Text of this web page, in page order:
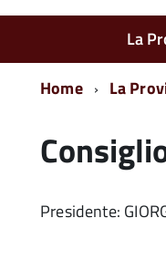
La
Home
La
Presidente: